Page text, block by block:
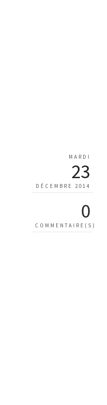
MARDI
23
DÉCEMBRE 2014
0
COMMENTAIRE(S)